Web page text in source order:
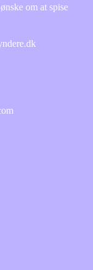
om at spise